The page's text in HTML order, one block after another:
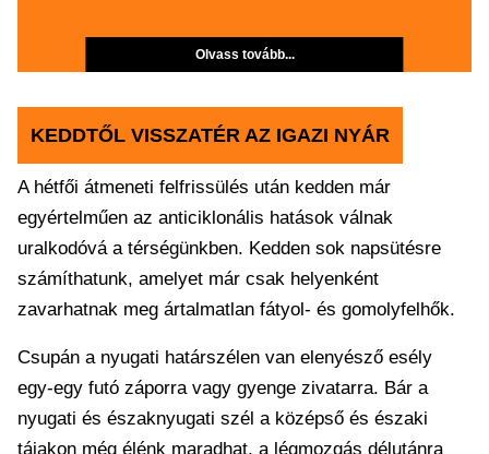
Olvass tovább...
KEDDTŐL VISSZATÉR AZ IGAZI NYÁR
A hétfői átmeneti felfrissülés után kedden már
egyértelműen az anticiklonális hatások válnak
uralkodóvá a térségünkben. Kedden sok napsütésre
számíthatunk, amelyet már csak helyenként
zavarhatnak meg ártalmatlan fátyol- és gomolyfelhők.
Csupán a nyugati határszélen van elenyésző esély
egy-egy futó záporra vagy gyenge zivatarra. Bár a
nyugati és északnyugati szél a középső és északi
tájakon még élénk maradhat, a légmozgás délutánra